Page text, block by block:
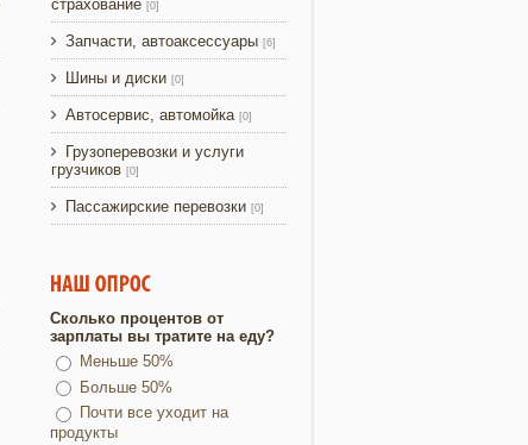
страхование [0]
Запчасти, автоаксессуары [6]
Шины и диски [0]
Автосервис, автомойка [0]
Грузоперевозки и услуги
грузчиков [0]
Пассажирские перевозки [0]
Сколько процентов от
зарплаты вы тратите на еду?
Меньше 50%
Больше 50%
Почти все уходит на
продукты